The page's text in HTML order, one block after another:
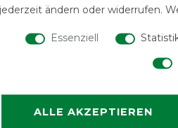
für dich
jederzeit ändern oder widerrufen.
Essenziell
ALLE AKZEPTIEREN